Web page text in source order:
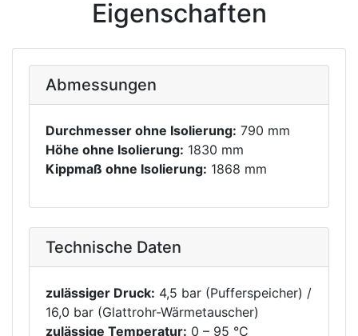
Eigenschaften
Abmessungen
Durchmesser ohne Isolierung: 790 mm
Höhe ohne Isolierung: 1830 mm
Kippmaß ohne Isolierung: 1868 mm
Technische Daten
zulässiger Druck: 4,5 bar (Pufferspeicher) /
16,0 bar (Glattrohr-Wärmetauscher)
zulässige Temperatur: 0 – 95 °C